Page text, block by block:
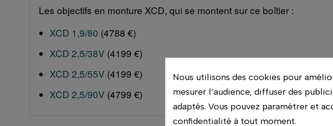
Les objectifs en monture XCD, qui se montent sur ce boîtier :
XCD 1,9/80 (4788 €)
XCD 2,5/38V (4199 €)
XCD 2,5/55V (4199 €)
XCD 2,5/90V (4799 €)
Nous utilisons des cookies pour
mesurer l’audience, diffuser des
adaptés. Vous pouvez paramétrer et
confidentialité à tout moment.